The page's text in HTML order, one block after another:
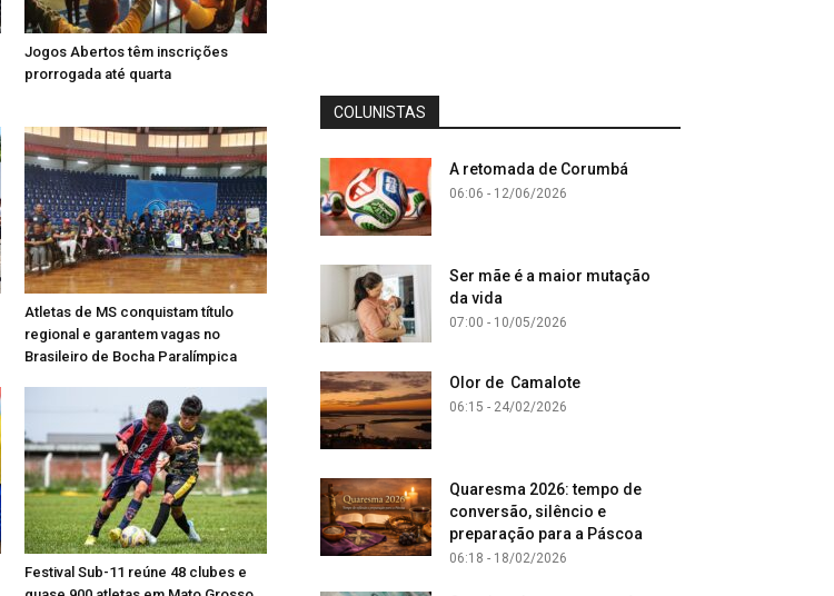
Jogos Abertos têm inscrições
prorrogada até quarta
Atletas de MS conquistam título
regional e garantem vagas no
Brasileiro de Bocha Paralímpica
Festival Sub-11 reúne 48 clubes e
COLUNISTAS
A retomada de Corumbá
06:06 - 12/06/2026
Ser mãe é a maior mutação
da vida
07:00 - 10/05/2026
Olor de Camalote
06:15 - 24/02/2026
Quaresma 2026: tempo de
conversão, silêncio e
preparação para a Páscoa
06:18 - 18/02/2026